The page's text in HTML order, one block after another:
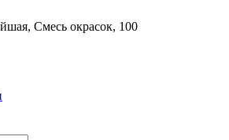
Смесь окрасок, 100